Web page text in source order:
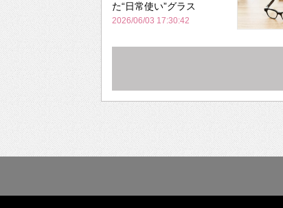
た“日常使い”グラス
2026/06/03 17:30:42